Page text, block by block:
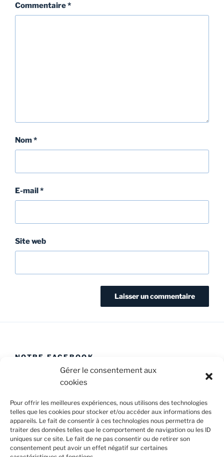
Gérer le consentement aux
cookies
Pour offrir les meilleures expériences, nous utilisons des technologies
telles que les cookies pour stocker et/ou accéder aux informations des
appareils. Le fait de consentir à ces technologies nous permettra de
traiter des données telles que le comportement de navigation ou les ID
uniques sur ce site. Le fait de ne pas consentir ou de retirer son
consentement peut avoir un effet négatif sur certaines
Commentaire*
Nom*
E-mail*
Site web
NOTRE FACEBOOK
Facebook
Caval’Trad
E-
mail
Politique
de
cookies